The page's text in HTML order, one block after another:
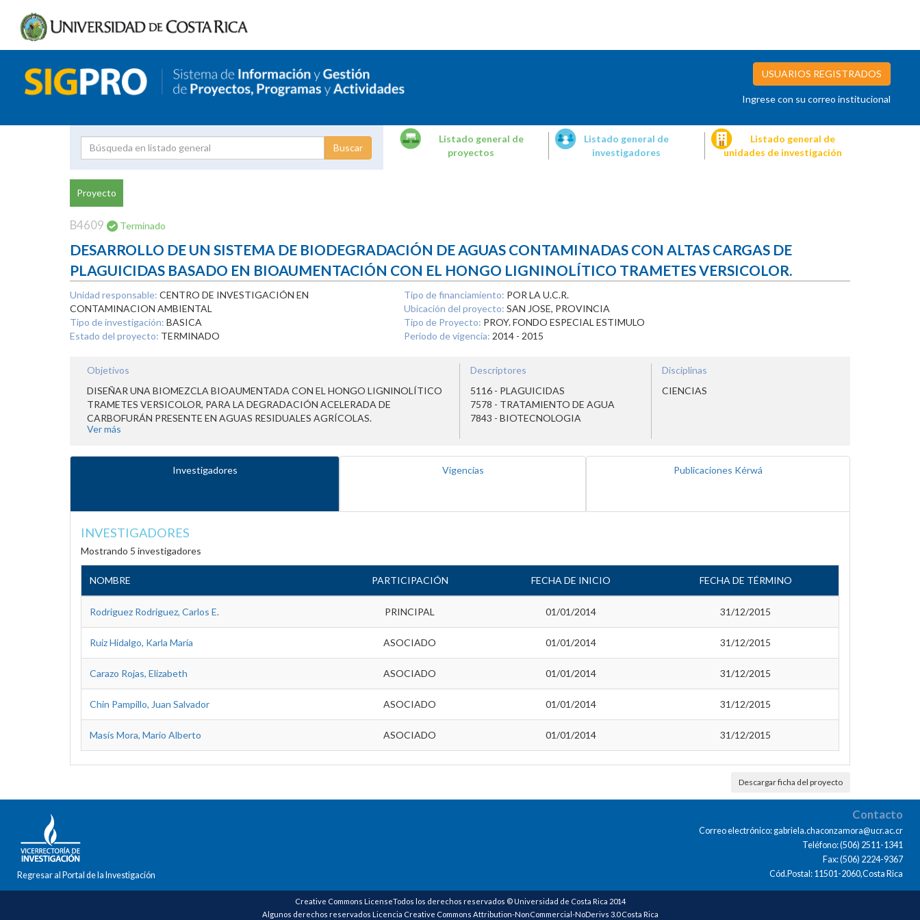
USUARIOS REGISTRADOS
Ingrese con su correo institucional
Proyecto
Listado general de
proyectos
Listado general de
investigadores
Listado general de
unidades de investigación
Proyecto
B4609 Terminado
DESARROLLO DE UN SISTEMA DE BIODEGRADACIÓN DE AGUAS CONTAMINADAS CON ALTAS CARGAS DE
PLAGUICIDAS BASADO EN BIOAUMENTACIÓN CON EL HONGO LIGNINOLÍTICO TRAMETES VERSICOLOR.
Unidad responsable: CENTRO DE INVESTIGACIÓN EN
CONTAMINACION AMBIENTAL
Tipo de investigación: BASICA
Estado del proyecto: TERMINADO
Tipo de financiamiento: POR LA U.C.R.
Ubicación del proyecto: SAN JOSE, PROVINCIA
Tipo de Proyecto: PROY. FONDO ESPECIAL ESTIMULO
Periodo de vigencia: 2014 - 2015
Objetivos
DISEÑAR UNA BIOMEZCLA BIOAUMENTADA CON EL HONGO LIGNINOLÍTICO
TRAMETES VERSICOLOR, PARA LA DEGRADACIÓN ACELERADA DE
CARBOFURÁN PRESENTE EN AGUAS RESIDUALES AGRÍCOLAS.
Ver más
Descriptores
5116 - PLAGUICIDAS
7578 - TRATAMIENTO DE AGUA
7843 - BIOTECNOLOGIA
Disciplinas
CIENCIAS
Investigadores Vigencias Publicaciones Kérwá
INVESTIGADORES
Mostrando 5 investigadores
NOMBRE PARTICIPACIÓN FECHA DE INICIO FECHA DE TÉRMINO
Rodriguez Rodriguez, Carlos E. PRINCIPAL 01/01/2014 31/12/2015
Ruiz Hidalgo, Karla María ASOCIADO 01/01/2014 31/12/2015
Carazo Rojas, Elizabeth ASOCIADO 01/01/2014 31/12/2015
Chin Pampillo, Juan Salvador ASOCIADO 01/01/2014 31/12/2015
Masís Mora, Mario Alberto ASOCIADO 01/01/2014 31/12/2015
Descargar ficha del proyecto
Regresar al Portal de la Investigación
Contacto
Correo electrónico: gabriela.chaconzamora@ucr.ac.cr
Teléfono: (506) 2511-1341
Fax: (506) 2224-9367
Cód.Postal: 11501-2060,Costa Rica
Creative Commons LicenseTodos los derechos reservados © Universidad de Costa Rica 2014
Algunos derechos reservados Licencia Creative Commons Attribution-NonCommercial-NoDerivs 3.0 Costa Rica